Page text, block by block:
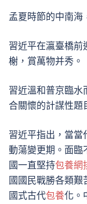
孟夏時節的中南海
習近平在瀛臺橋前
榭，賞萬物并秀。
習近溫和普京臨水
合關懷的計謀性題
習近平指出，當當
動蕩變更期。面臨
國一直堅持包養網
國國民戰勝各類
國式古代包養化。